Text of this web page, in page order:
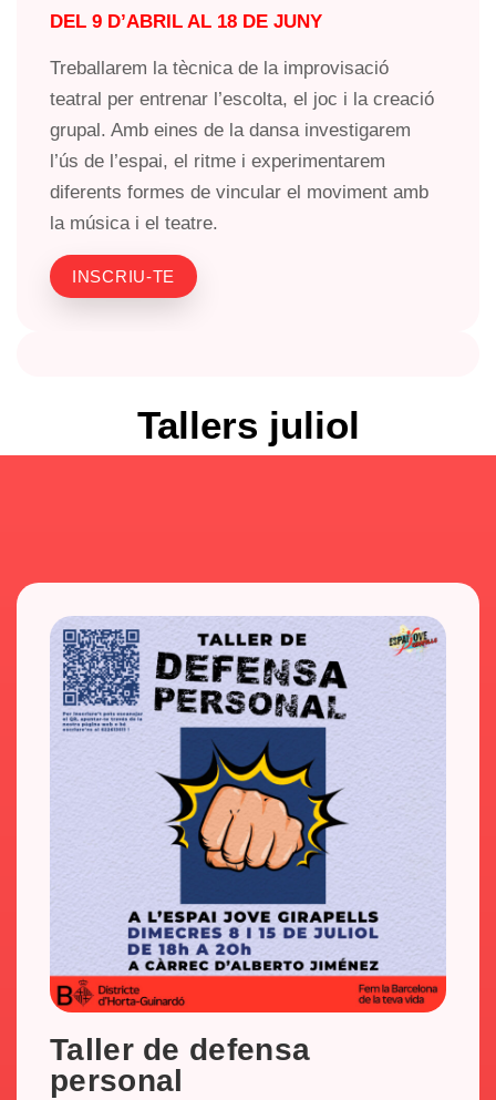
DEL 9 D’ABRIL AL 18 DE JUNY
Treballarem la tècnica de la improvisació
teatral per entrenar l’escolta, el joc i la creació
grupal. Amb eines de la dansa investigarem
l’ús de l’espai, el ritme i experimentarem
diferents formes de vincular el moviment amb
la música i el teatre.
INSCRIU-TE
Tallers juliol
Taller de defensa
personal